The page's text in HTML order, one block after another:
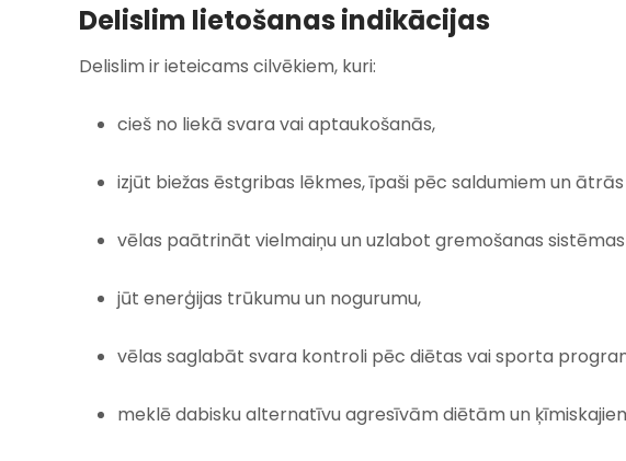
Delislim lietošanas indikācijas
Delislim ir ieteicams cilvēkiem, kuri:
cieš no liekā svara vai aptaukošanās,
izjūt biežas ēstgribas lēkmes, īpaši pēc saldumiem un ātrās
vēlas paātrināt vielmaiņu un uzlabot gremošanas
jūt enerģijas trūkumu un nogurumu,
vēlas saglabāt svara kontroli pēc diētas vai sporta
meklē dabisku alternatīvu agresīvām diētām un